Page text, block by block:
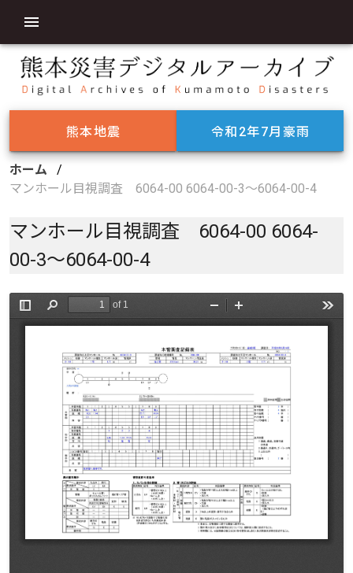
熊本地震 令和2年7月豪雨
ホーム
/
マンホール目視調査 6064-00 6064-00-3～6064-00-4
マンホール目視調査 6064-00 6064-
00-3～6064-00-4